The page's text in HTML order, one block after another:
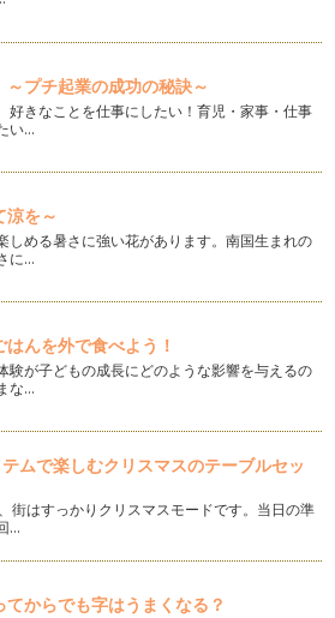
もっと」好きになる話
レーバー（ド）ティー」と呼びます
グレイ」はとて…
茶「ケニア」
的なチョコレートの季節です。全国で
のイベント「…
シーズンにおすすめのアレンジティー
事を連載して３年目、ついに輝くママ
。 …
香港編）
で旅行をされた方も多いのではないで
は、お子さ…
り入れて、もっと輝くママに・・・
どでゆっくりお茶するのは難しいかも
な時間が全く…
シトラスたっぷりのアレンジティー」
節ですが、公園やお買い物、園の送り
避けられませ…
楽しみ方
挙げて頂くと、最初の方に出てくる人
いしい紅茶が…
プチ起業の成功の秘訣～
好きなことを仕事にしたい！育児・家事・仕事
い…
涼を～
しめる暑さに強い花があります。南国生まれの
に…
んを外で食べよう！
験が子どもの成長にどのような影響を与えるの
な…
ムで楽しむクリスマスのテーブルセッ
街はすっかりクリスマスモードです。当日の準
…
てからでも字はうまくなる？